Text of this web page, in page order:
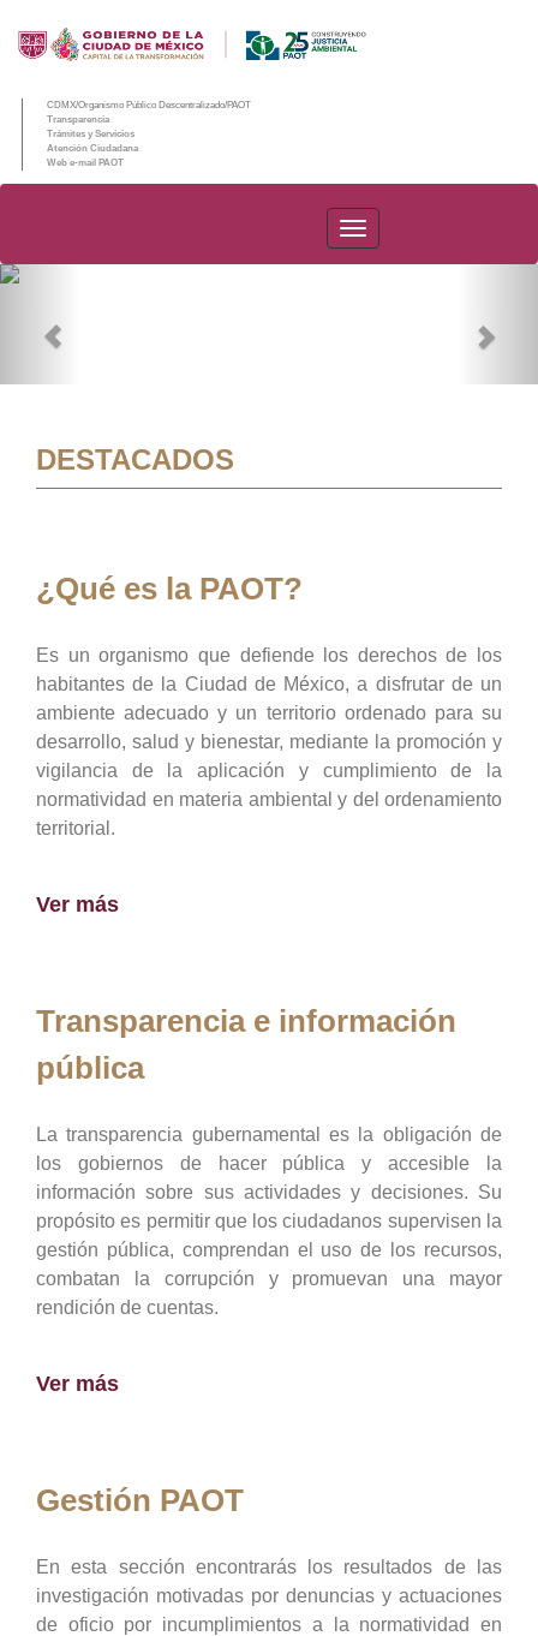
CDMX/Organismo Público Descentralizado/PAOT
Transparencia
Trámites y Servicios
Atención Ciudadana
Web e-mail PAOT
PAOT
DESTACADOS
¿Qué es la PAOT?
Es un organismo que defiende los derechos de los
habitantes de la Ciudad de México, a disfrutar de un
ambiente adecuado y un territorio ordenado para su
desarrollo, salud y bienestar, mediante la promoción y
vigilancia de la aplicación y cumplimiento de la
normatividad en materia ambiental y del ordenamiento
territorial.
Ver más
Transparencia e información
pública
La transparencia gubernamental es la obligación de
los gobiernos de hacer pública y accesible la
información sobre sus actividades y decisiones. Su
propósito es permitir que los ciudadanos supervisen la
gestión pública, comprendan el uso de los recursos,
combatan la corrupción y promuevan una mayor
rendición de cuentas.
Ver más
Gestión PAOT
En esta sección encontrarás los resultados de las
investigación motivadas por denuncias y actuaciones
de oficio por incumplimientos a la normatividad en